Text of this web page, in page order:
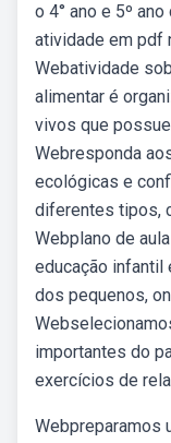
o 4° ano e 5º
atividade em pdf
Webatividade
alimentar é
vivos que
Webresponda
ecológicas e
diferentes tipos,
Webplano de
educação infantil
dos pequenos,
importantes do
exercícios de
Webpreparamos